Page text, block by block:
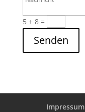
5 + 8=
Senden